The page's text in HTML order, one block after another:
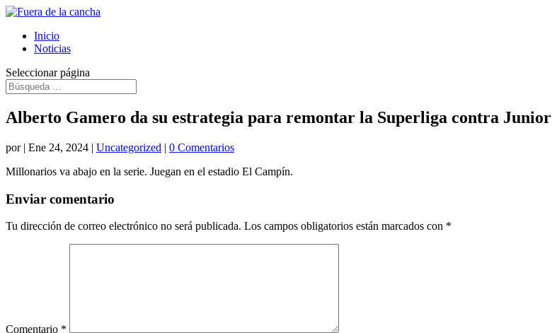
Inicio
Noticias
Seleccionar página
Alberto Gamero da su estrategia para remontar la Superliga contra Junior
por | Ene 24, 2024 | Uncategorized | 0 Comentarios
Millonarios va abajo en la serie. Juegan en el estadio El Campín.
Enviar comentario
Tu dirección de correo electrónico no será publicada. Los campos obligatorios están marcados con *
Comentario *